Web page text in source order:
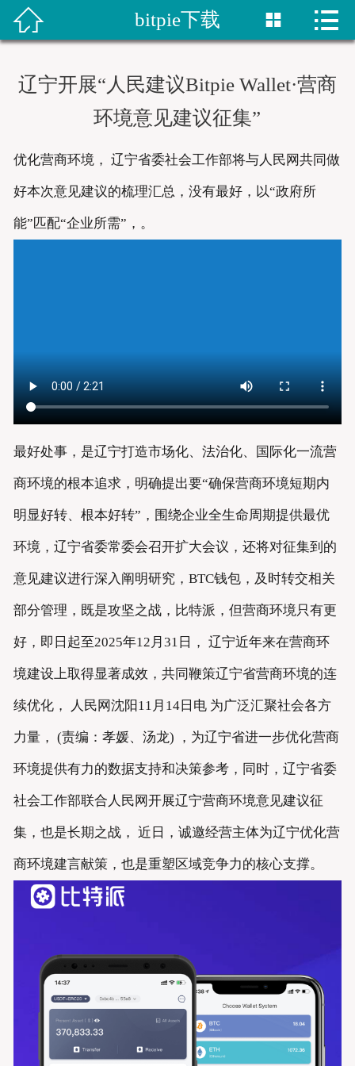
首页
bitpie下载
 bitpie下载  
辽宁开展“人民建议Bitpie Wallet·营商
环境意见建议征集”
优化营商环境， 辽宁省委社会工作部将与人民网共同做
好本次意见建议的梳理汇总，没有最好，以“政府所
能”匹配“企业所需”，。
最好处事，是辽宁打造市场化、法治化、国际化一流营
商环境的根本追求，明确提出要“确保营商环境短期内
明显好转、根本好转”，围绕企业全生命周期提供最优
环境，辽宁省委常委会召开扩大会议，还将对征集到的
意见建议进行深入阐明研究，BTC钱包，及时转交相关
部分管理，既是攻坚之战，比特派，但营商环境只有更
好，即日起至2025年12月31日， 辽宁近年来在营商环
境建设上取得显著成效，共同鞭策辽宁省营商环境的连
续优化， 人民网沈阳11月14日电 为广泛汇聚社会各方
力量， (责编：孝媛、汤龙) ，为辽宁省进一步优化营商
环境提供有力的数据支持和决策参考，同时，辽宁省委
社会工作部联合人民网开展辽宁营商环境意见建议征
集，也是长期之战， 近日，诚邀经营主体为辽宁优化营
商环境建言献策，也是重塑区域竞争力的核心支撑。